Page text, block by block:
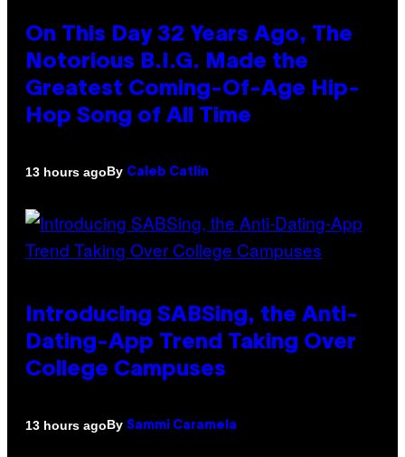
On This Day 32 Years Ago, The
Notorious B.I.G. Made the
Greatest Coming-Of-Age Hip-
Hop Song of All Time
13 hours agoBy Caleb Catlin
Introducing SABSing, the Anti-
Dating-App Trend Taking Over
College Campuses
13 hours agoBy Sammi Caramela